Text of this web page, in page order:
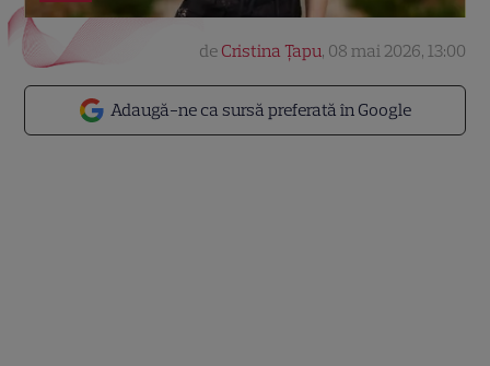
Adaugă-ne ca sursă preferată în Google
de Cristina Țapu, 08 mai 2026, 13:00